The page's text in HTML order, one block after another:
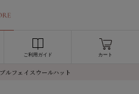
ご利用ガイド カート
ルフェイスウールハット